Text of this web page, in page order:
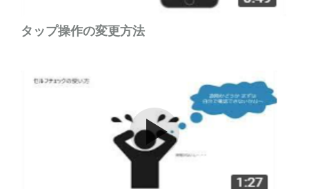
タップ操作の変更方法
Watch the video